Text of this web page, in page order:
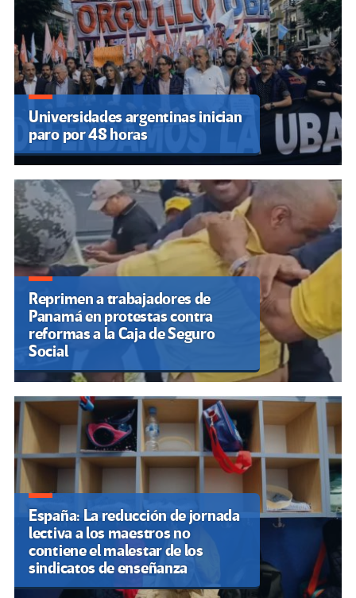
Universidades argentinas inician
paro por 48 horas
Reprimen a trabajadores de
Panamá en protestas contra
reformas a la Caja de Seguro
Social
España: La reducción de jornada
lectiva a los maestros no
contiene el malestar de los
sindicatos de enseñanza